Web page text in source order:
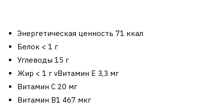
Энергетическая ценность 71 ккал
Белок < 1 г
Углеводы 15 г
Жир < 1 г vВитамин Е 3,3 мг
Витамин С 20 мг
Витамин В1 467 мкг